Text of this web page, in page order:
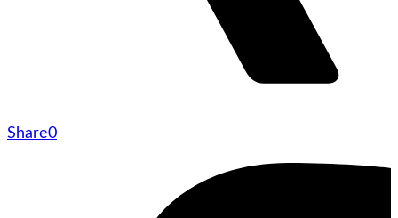
Share0